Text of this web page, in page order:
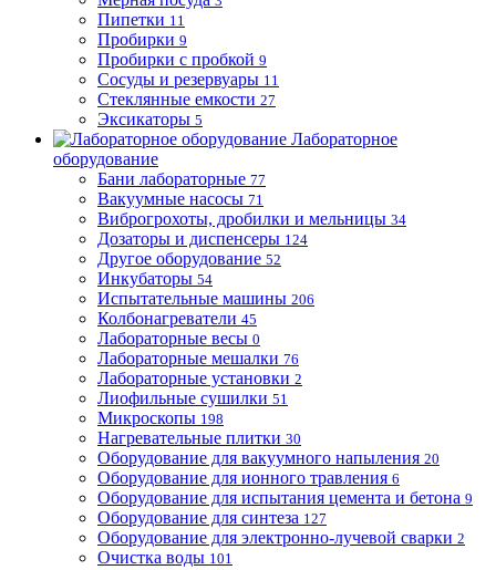
Пипетки 11
Пробирки 9
Пробирки с пробкой 9
Сосуды и резервуары 11
Стеклянные емкости 27
Эксикаторы 5
Лабораторное
оборудование
Бани лабораторные 77
Вакуумные насосы 71
Виброгрохоты, дробилки и мельницы 34
Дозаторы и диспенсеры 124
Другое оборудование 52
Инкубаторы 54
Испытательные машины 206
Колбонагреватели 45
Лабораторные весы 0
Лабораторные мешалки 76
Лабораторные установки 2
Лиофильные сушилки 51
Микроскопы 198
Нагревательные плитки 30
Оборудование для вакуумного напыления 20
Оборудование для ионного травления 6
Оборудование для испытания цемента и бетона 9
Оборудование для синтеза 127
Оборудование для электронно-лучевой сварки 2
Очистка воды 101